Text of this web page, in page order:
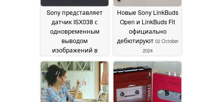
Sony представляет
датчик ISX038 с
одновременным
выводом
изображений в
форматах RAW и YUV
для систем
вспомогательного и
автономного
вождения05 October
Новые Sony LinkBuds
Open и LinkBuds Fit
официально
дебютируют 02 October
2024